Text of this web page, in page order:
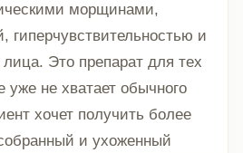
морщинами,
гиперчувствительностью и
Это препарат для тех
уже не хватает обычного
хочет получить более
и ухоженный